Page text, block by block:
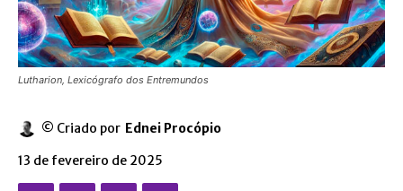
Lutharion, Lexicógrafo dos Entremundos
© Criado por Ednei Procópio
13 de fevereiro de 2025